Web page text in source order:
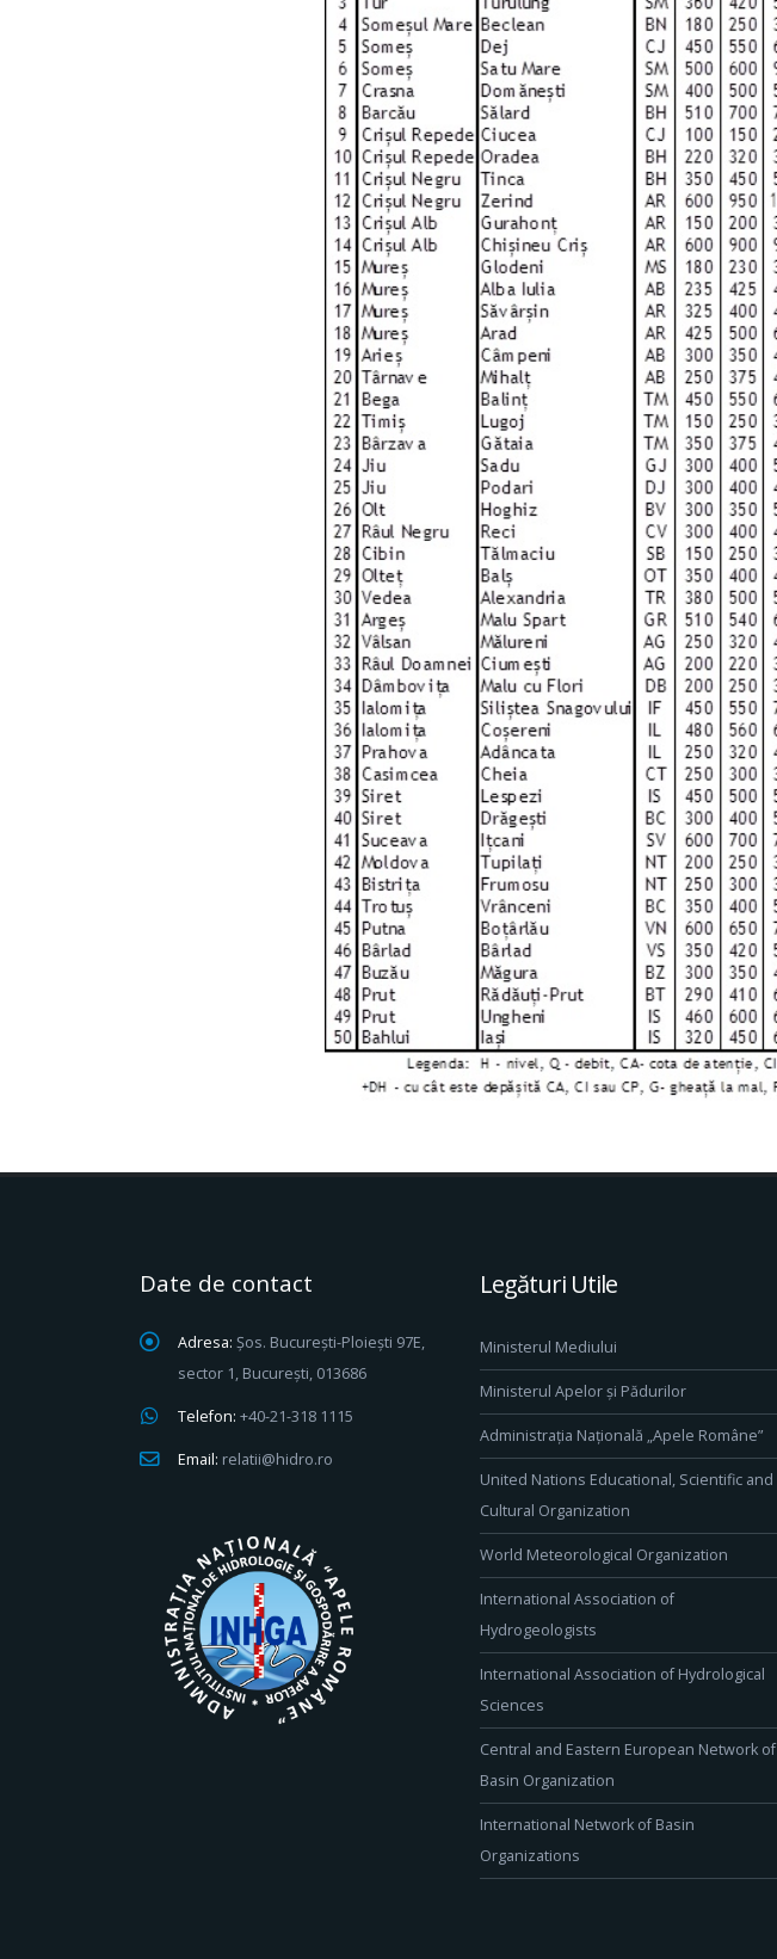
Date de contact
Adresa: Șos. București-Ploiești 97E,
sector 1, București, 013686
Telefon: +40-21-318 1115
Email: relatii@hidro.ro
Legături Utile
Ministerul Mediului
Ministerul Apelor și Pădurilor
Administrația Națională „Apele Române”
United Nations Educational, Scientific and
Cultural Organization
World Meteorological Organization
International Association of
Hydrogeologists
International Association of Hydrological
Sciences
Central and Eastern European Network of
Basin Organization
International Network of Basin
Organizations